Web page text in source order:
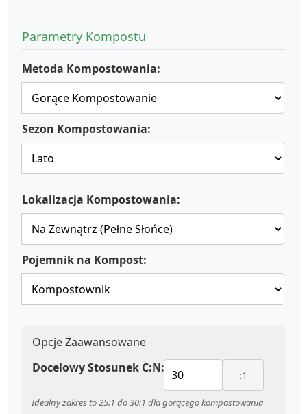
Parametry Kompostu
Metoda Kompostowania:
Sezon Kompostowania:
Lokalizacja Kompostowania:
Pojemnik na Kompost:
Opcje Zaawansowane
Docelowy Stosunek C:N:
:1
Idealny zakres to 25:1 do 30:1 dla gorącego kompostowania